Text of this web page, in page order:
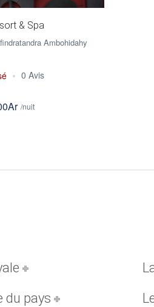
& Spa
Ambohidahy
0 Avis
/nuit
du pays